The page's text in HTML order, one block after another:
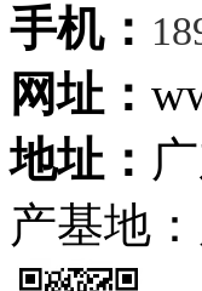
手机：
网址：
地址：
产基地